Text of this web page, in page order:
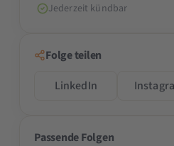
Jederzeit kündbar
Folge teilen
LinkedIn
Passende Folgen